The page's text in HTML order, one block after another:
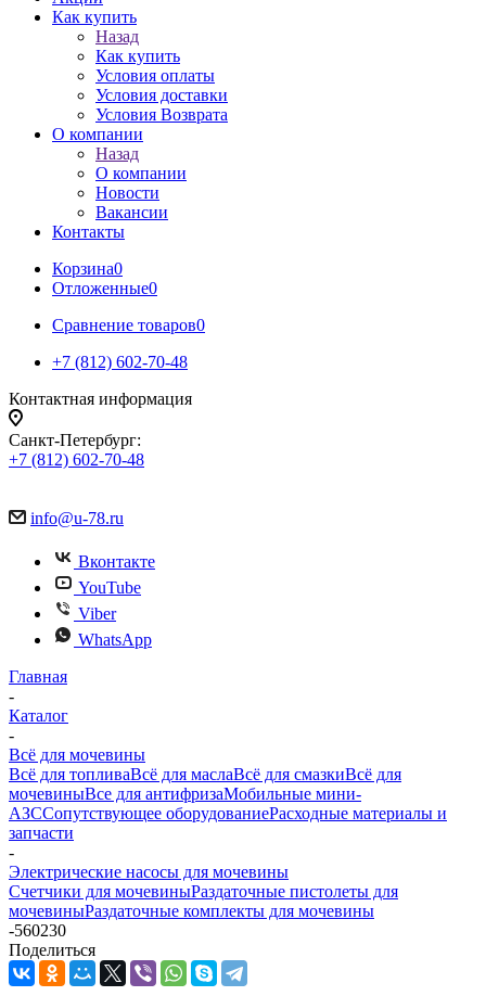
Как купить
Назад
Как купить
Условия оплаты
Условия доставки
Условия Возврата
О компании
Назад
О компании
Новости
Вакансии
Контакты
Корзина0
Отложенные0
Сравнение товаров0
+7 (812) 602-70-48
Контактная информация
Санкт-Петербург:
+7 (812) 602-70-48
info@u-78.ru
Вконтакте
YouTube
Viber
WhatsApp
Главная
-
Каталог
-
Всё для мочевины
Всё для топливаВсё для маслаВсё для смазкиВсё для
мочевиныВсе для антифризаМобильные мини-
АЗССопутствующее оборудованиеРасходные материалы и
запчасти
-
Электрические насосы для мочевины
Счетчики для мочевиныРаздаточные пистолеты для
мочевиныРаздаточные комплекты для мочевины
-560230
Поделиться